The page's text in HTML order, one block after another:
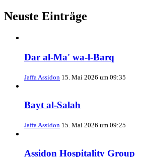
Neuste Einträge
Dar al-Ma' wa-l-Barq
Jaffa Assidon 15. Mai 2026 um 09:35
Bayt al-Salah
Jaffa Assidon 15. Mai 2026 um 09:25
Assidon Hospitality Group